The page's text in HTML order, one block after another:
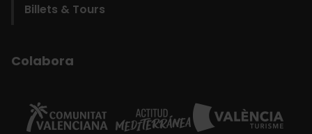
Billets & Tours
Colabora